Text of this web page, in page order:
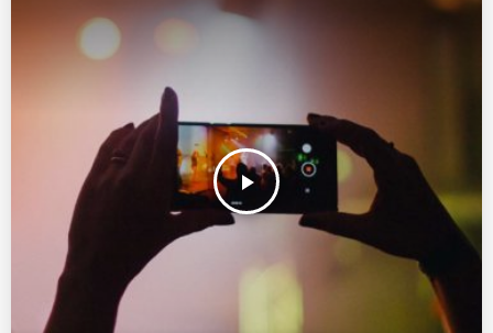
play_arrow